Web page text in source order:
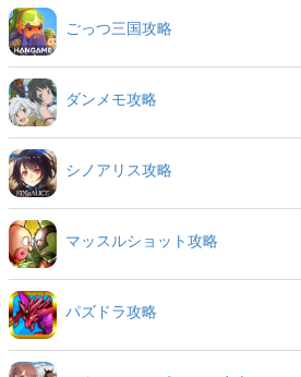
ごっつ三国攻略
ダンメモ攻略
シノアリス攻略
マッスルショット攻略
パズドラ攻略